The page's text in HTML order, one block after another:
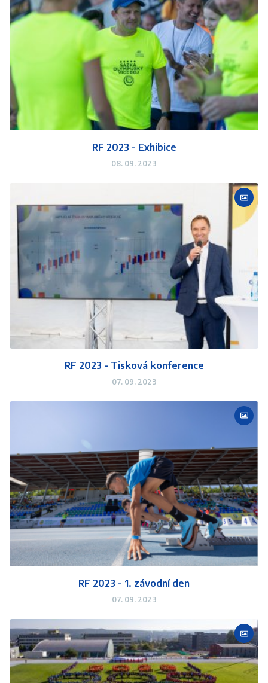
RF 2023 - Exhibice
08. 09. 2023
RF 2023 - Tisková konference
07. 09. 2023
RF 2023 - 1. závodní den
07. 09. 2023